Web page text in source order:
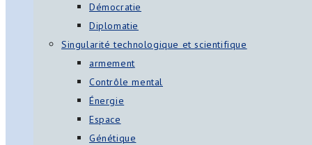
Démocratie
Diplomatie
Singularité technologique et scientifique
armement
Contrôle mental
Énergie
Espace
Génétique